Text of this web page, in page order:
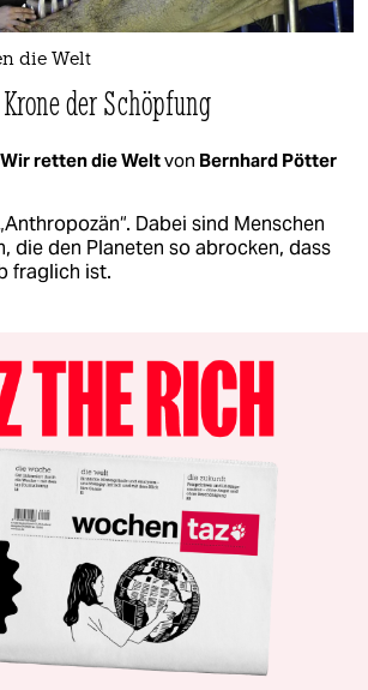
die Welt
der Schöpfung
Wir retten die Weltvon Bernhard Pötter
Dabei sind Menschen
die den Planeten so abrocken, dass
fraglich ist.